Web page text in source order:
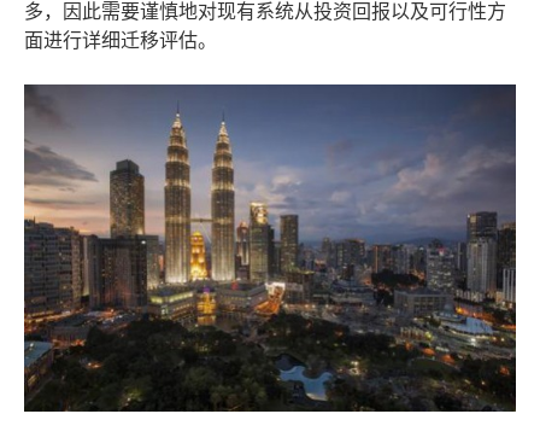
多，因此需要谨慎地对现有系统从投资回报以及可行性方
面进行详细迁移评估。